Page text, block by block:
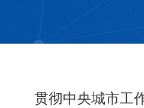
贯彻中央城市工